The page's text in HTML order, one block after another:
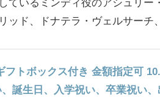
ているミンディ役のアシュリー
ッド、ドナテラ・ヴェルサーチ
トボックス付き 金額指定可
誕生日、入学祝い、卒業祝い